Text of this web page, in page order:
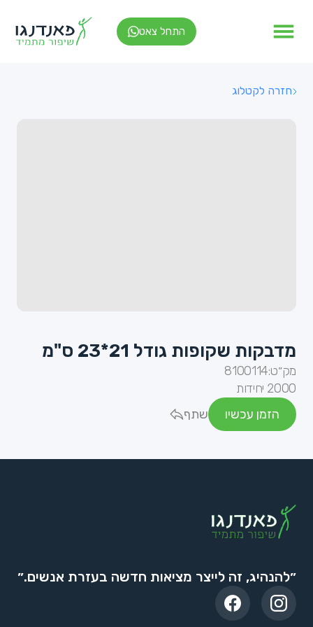
התחל צאט
חזרה לקטלוג
מדבקות שקופות גודל 21*23 ס"מ
מק״ט:8100114
2000 יחידות
הזמן עכשיו
שתף
״להנהיג, זה לייצר מציאות חדשה בעזרת אנשים.״